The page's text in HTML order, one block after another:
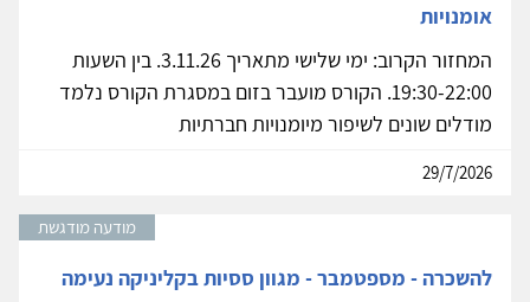
אומנויות
המחזור הקרוב: ימי שלישי מתאריך 3.11.26. בין השעות
19:30-22:00. הקורס מועבר בזום במסגרת הקורס נלמד
מודלים שונים לשיפור מיומנויות חברתיות
29/7/2026
מודעה מודגשת
להשכרה - מספטמבר - מגוון ססיות בקליניקה נעימה